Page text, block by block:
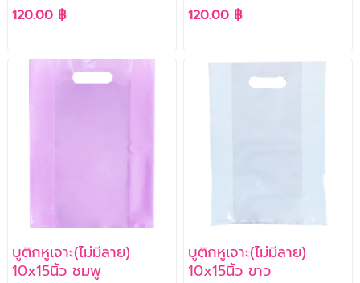
120.00 ฿ 120.00 ฿
บูติกหูเจาะ(ไม่มีลาย)
10x15นิ้ว ชมพู
บูติกหูเจาะ(ไม่มีลาย)
10x15นิ้ว ขาว